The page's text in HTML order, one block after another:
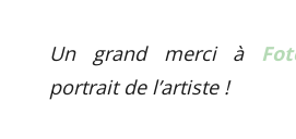
Un grand merci à
portrait de l’artiste !